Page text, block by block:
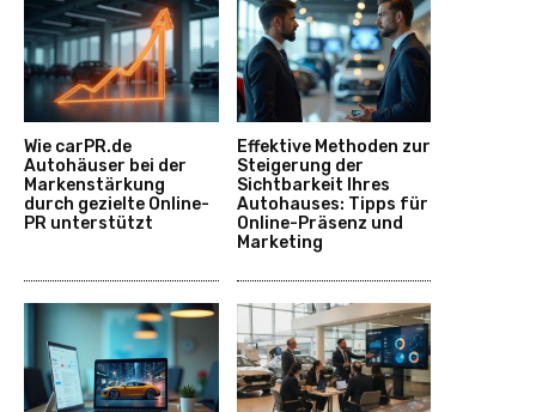
Wie carPR.de
Autohäuser bei der
Markenstärkung
durch gezielte Online-
PR unterstützt
Effektive Methoden zur
Steigerung der
Sichtbarkeit Ihres
Autohauses: Tipps für
Online-Präsenz und
Marketing